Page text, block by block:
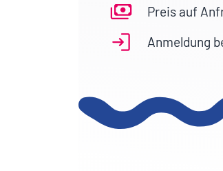
Preis auf
Anmeldung